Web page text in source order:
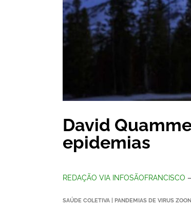
David
epidemias
REDAÇÃO VIA INFOSÃOFRANCISCO
SAÚDE COLETIVA | PANDEMIAS DE VIRUS